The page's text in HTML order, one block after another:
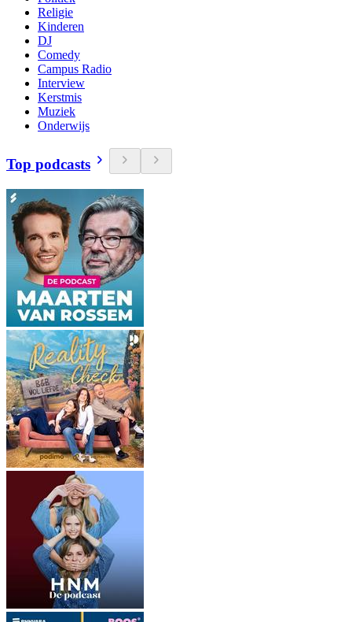
Religie
Kinderen
DJ
Comedy
Campus Radio
Interview
Kerstmis
Muziek
Onderwijs
Top podcasts